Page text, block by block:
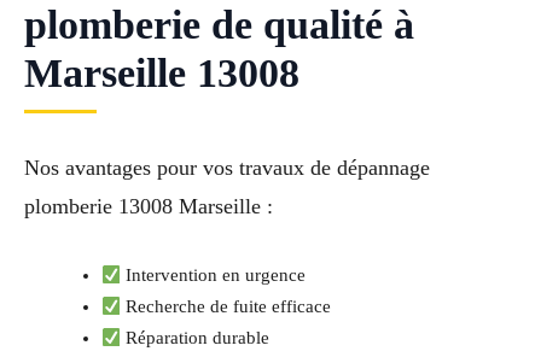
plomberie de qualité à
Marseille 13008
Nos avantages pour vos travaux de dépannage
plomberie 13008 Marseille :
Intervention en urgence
Recherche de fuite efficace
Réparation durable